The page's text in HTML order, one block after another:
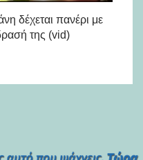
δέχεται πανέρι με
της (vid)